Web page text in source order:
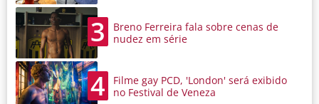
3
Breno Ferreira fala sobre cenas de
nudez em série
4
Filme gay PCD, 'London' será exibido
no Festival de Veneza